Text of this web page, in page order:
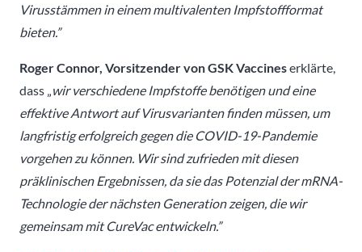
Virusstämmen in einem multivalenten Impfstoffformat
bieten.”
Roger Connor, Vorsitzender von GSK Vaccineserklärte,
dass „wir verschiedene Impfstoffe benötigen und eine
effektive Antwort auf Virusvarianten finden müssen, um
langfristig erfolgreich gegen die COVID-19-Pandemie
vorgehen zu können. Wir sind zufrieden mit diesen
präklinischen Ergebnissen, da sie das Potenzial der mRNA-
Technologie der nächsten Generation zeigen, die wir
gemeinsam mit CureVac entwickeln.”